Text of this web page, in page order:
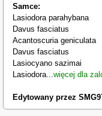
Samce:
Lasiodora
Davus
Acantoscuria
Davus
Lasiocyano
Lasiodora...więcej dla
Edytowany przez